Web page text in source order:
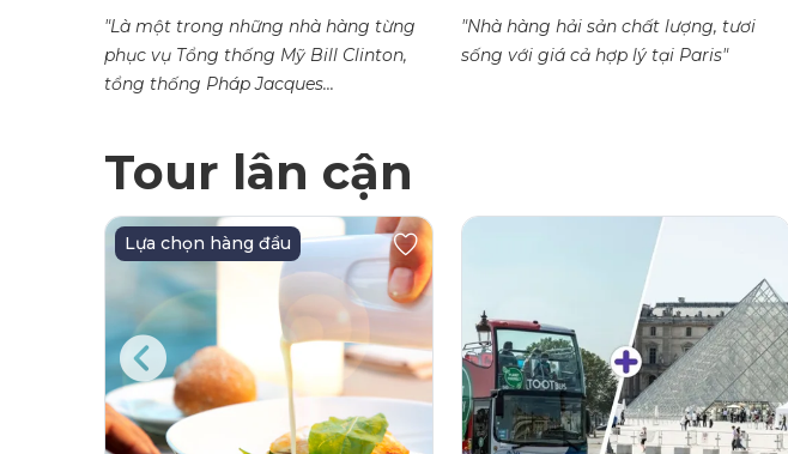
"Là một trong những nhà hàng từng
phục vụ Tổng thống Mỹ Bill Clinton,
tổng thống Pháp Jacques...
"Nhà hàng hải sản chất lượng, tươi
sống với giá cả hợp lý tại Paris"
Tour lân cận
Lựa chọn hàng đầu